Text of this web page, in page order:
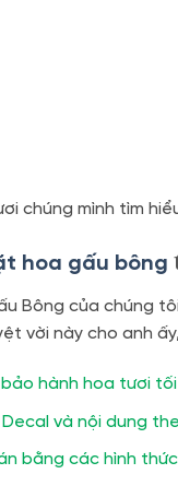
chúng mình tìm
hoa gấu bông
Bông của chúng
vời này cho anh
bảo hành hoa tươi
Decal và nội dung
bằng các hình